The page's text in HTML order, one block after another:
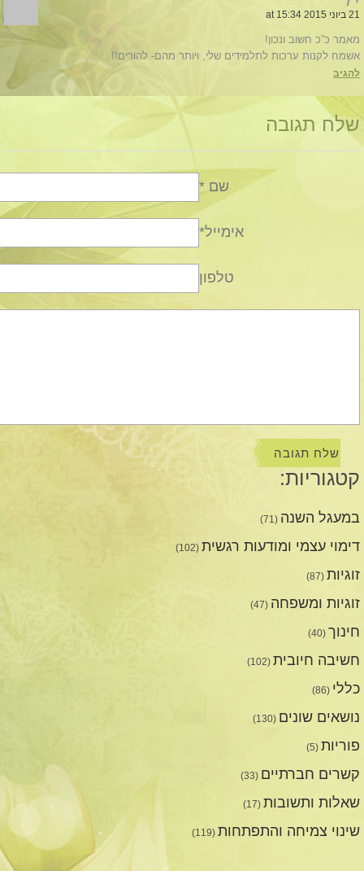
21 ביוני 2015 at 15:34
מאמר כ”כ חשוב ונכון!
אשמח לקנות ערכות לתלמידים שלי, ויותר מהם- להורים!!
להגיב
שלח תגובה
שם *
אימייל*
טלפון
קטגוריות:
במעגל השנה (71)
דימוי עצמי ומודעות רגשית (102)
זוגיות (87)
זוגיות ומשפחה (47)
חינוך (40)
חשיבה חיובית (102)
כללי (86)
נושאים שונים (130)
פוריות (5)
קשרים חברתיים (33)
שאלות ותשובות (17)
שינוי צמיחה והתפתחות (119)